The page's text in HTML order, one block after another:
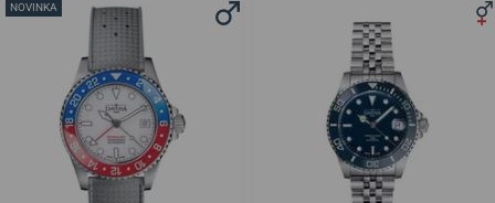
NOVINKA